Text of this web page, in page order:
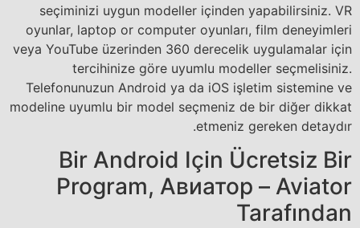
seçiminizi uygun modeller içinden yapabilirsiniz. VR
oyunlar, laptop or computer oyunları, film deneyimleri
veya YouTube üzerinden 360 derecelik uygulamalar için
tercihinize göre uyumlu modeller seçmelisiniz.
Telefonunuzun Android ya da iOS işletim sistemine ve
modeline uyumlu bir model seçmeniz de bir diğer dikkat
etmeniz gereken detaydır.
Bir Android Için Ücretsiz Bir
Program, Авиатор – Aviator
Tarafından